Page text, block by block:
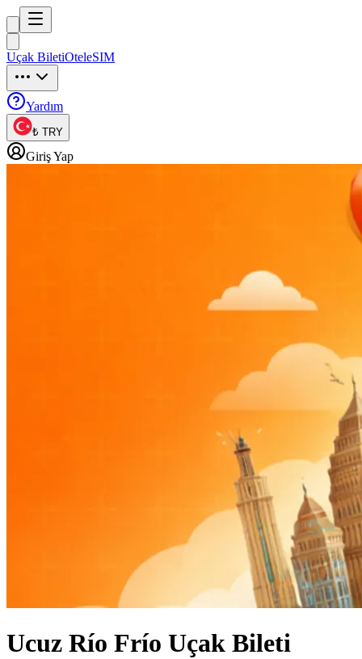
Tripuck
Uçak BiletiOteleSIM
Yardım
₺ TRY
Giriş Yap
Ucuz Río Frío Uçak Bileti